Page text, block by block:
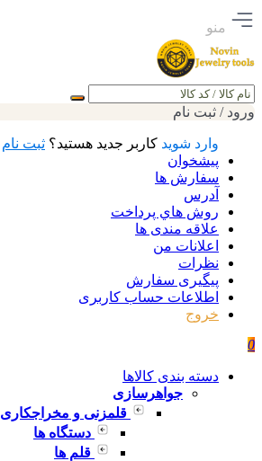
منو
جستجو
ورود / ثبت نام
وارد شوید کاربر جدید هستید؟ ثبت نام
پیشخوان
سفارش ها
آدرس
روش هاي پرداخت
علاقه مندی ها
اعلانات من
نظرات
پیگیری سفارش
اطلاعات حساب كاربری
خروج
0
دسته بندی کالاها
جواهرسازی
قلمزنی و مخراجکاری
دستگاه ها
قلم ها